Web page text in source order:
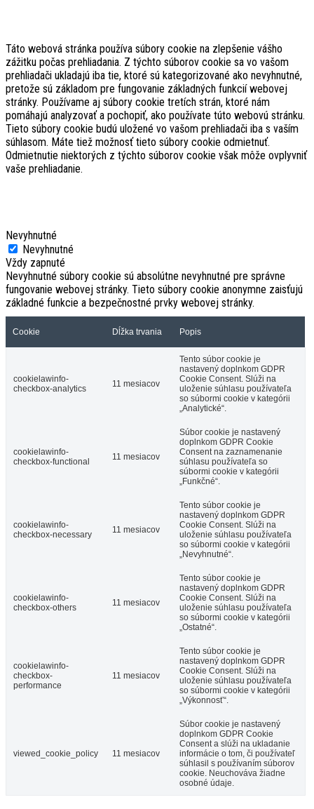
Táto webová stránka používa súbory cookie na zlepšenie vášho
zážitku počas prehliadania. Z týchto súborov cookie sa vo vašom
prehliadači ukladajú iba tie, ktoré sú kategorizované ako nevyhnutné,
pretože sú základom pre fungovanie základných funkcií webovej
stránky. Používame aj súbory cookie tretích strán, ktoré nám
pomáhajú analyzovať a pochopiť, ako používate túto webovú stránku.
Tieto súbory cookie budú uložené vo vašom prehliadači iba s vaším
súhlasom. Máte tiež možnosť tieto súbory cookie odmietnuť.
Odmietnutie niektorých z týchto súborov cookie však môže ovplyvniť
vaše prehliadanie.
Nevyhnutné
Nevyhnutné
Vždy zapnuté
Nevyhnutné súbory cookie sú absolútne nevyhnutné pre správne
fungovanie webovej stránky. Tieto súbory cookie anonymne zaisťujú
základné funkcie a bezpečnostné prvky webovej stránky.
Cookie Dĺžka trvania Popis
cookielawinfo-
checkbox-analytics
11 mesiacov
Tento súbor cookie je
nastavený doplnkom GDPR
Cookie Consent. Slúži na
uloženie súhlasu používateľa
so súbormi cookie v kategórii
„Analytické“.
cookielawinfo-
checkbox-functional
11 mesiacov
Súbor cookie je nastavený
doplnkom GDPR Cookie
Consent na zaznamenanie
súhlasu používateľa so
súbormi cookie v kategórii
„Funkčné“.
cookielawinfo-
checkbox-necessary
11 mesiacov
Tento súbor cookie je
nastavený doplnkom GDPR
Cookie Consent. Slúži na
uloženie súhlasu používateľa
so súbormi cookie v kategórii
„Nevyhnutné“.
cookielawinfo-
checkbox-others
11 mesiacov
Tento súbor cookie je
nastavený doplnkom GDPR
Cookie Consent. Slúži na
uloženie súhlasu používateľa
so súbormi cookie v kategórii
„Ostatné“.
cookielawinfo-
checkbox-
performance
11 mesiacov
Tento súbor cookie je
nastavený doplnkom GDPR
Cookie Consent. Slúži na
uloženie súhlasu používateľa
so súbormi cookie v kategórii
„Výkonnosť“.
viewed_cookie_policy 11 mesiacov
Súbor cookie je nastavený
doplnkom GDPR Cookie
Consent a slúži na ukladanie
informácie o tom, či používateľ
súhlasil s používaním súborov
cookie. Neuchováva žiadne
osobné údaje.